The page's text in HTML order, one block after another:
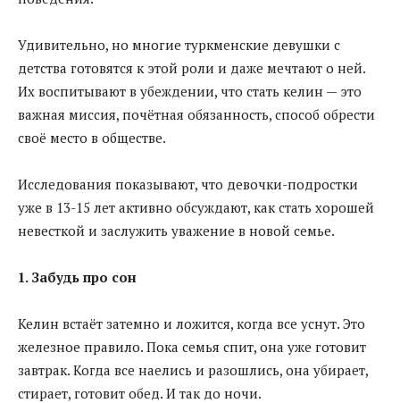
Удивительно, но многие туркменские девушки с
детства готовятся к этой роли и даже мечтают о ней.
Их воспитывают в убеждении, что стать келин — это
важная миссия, почётная обязанность, способ обрести
своё место в обществе.
Исследования показывают, что девочки-подростки
уже в 13-15 лет активно обсуждают, как стать хорошей
невесткой и заслужить уважение в новой семье.
1. Забудь про сон
Келин встаёт затемно и ложится, когда все уснут. Это
железное правило. Пока семья спит, она уже готовит
завтрак. Когда все наелись и разошлись, она убирает,
стирает, готовит обед. И так до ночи.